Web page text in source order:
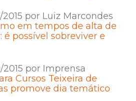
2015 por Luiz Marcondes
em tempos de alta de
é possível sobreviver e
2015 por Imprensa
Cursos Teixeira de
promove dia temático